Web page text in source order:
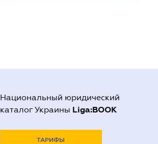
Национальный юридический
каталог Украины Liga:BOOK
ТАРИФЫ